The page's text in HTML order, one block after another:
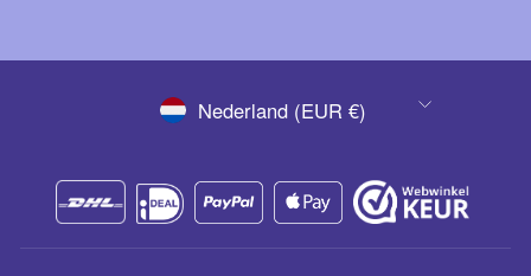
VALUTANederland (EUR €)